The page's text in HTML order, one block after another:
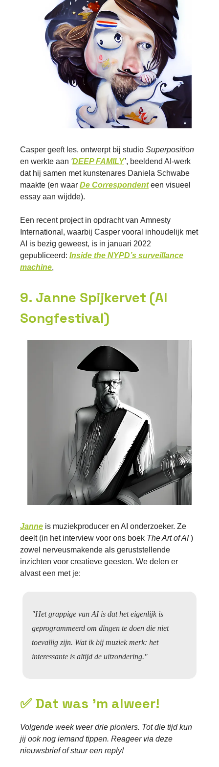
Casper geeft les, ontwerpt bij studio Superposition
en werkte aan 'DEEP FAMILY’, beeldend AI-werk
dat hij samen met kunstenares Daniela Schwabe
maakte (en waar De Correspondent een visueel
essay aan wijdde).
Een recent project in opdracht van Amnesty
International, waarbij Casper vooral inhoudelijk met
AI is bezig geweest, is in januari 2022
gepubliceerd: Inside the NYPD’s surveillance
machine,
9. Janne Spijkervet (AI
Songfestival)
Janne is muziekproducer en AI onderzoeker. Ze
deelt (in het interview voor ons boek The Art of AI)
zowel nerveusmakende als geruststellende
inzichten voor creatieve geesten. We delen er
alvast een met je:
"Het grappige van AI is dat het eigenlijk is
geprogrammeerd om dingen te doen die niet
toevallig zijn. Wat ik bij muziek merk: het
interessante is altijd de uitzondering."
✅ Dat was 'm alweer!
Volgende week weer drie pioniers. Tot die tijd kun
jij ook nog iemand tippen. Reageer via deze
nieuwsbrief of stuur een reply!